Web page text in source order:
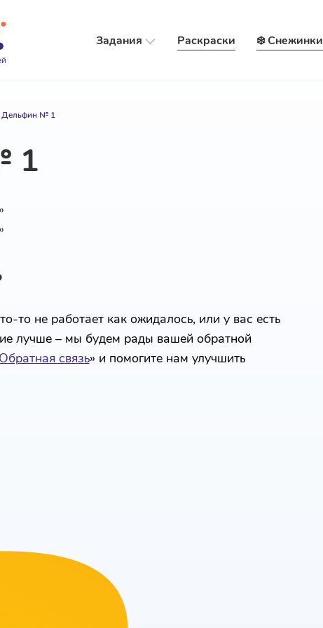
Задания Раскраски ❄️ Снежинки
Дельфин № 1
1
то не работает как ожидалось, или у вас есть
лучше – мы будем рады вашей обратной
Обратная связь» и помогите нам улучшить